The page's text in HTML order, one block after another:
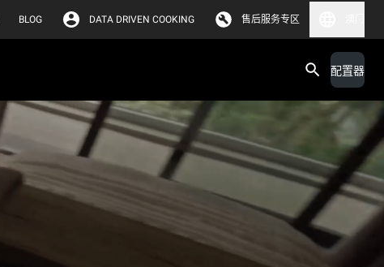
BLOG DATA DRIVEN COOKING 售后服务专区
配置器